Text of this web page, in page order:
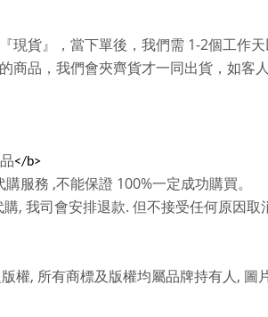
現貨』，當下單後，我們需 1-2個工作天
商品，我們會夾齊貨才一同出貨，如客
</b>
購服務 ,不能保證 100%一定成功購買。
購, 我司會安排退款. 但不接受任何原因取
權, 所有商標及版權均屬品牌持有人 , 圖